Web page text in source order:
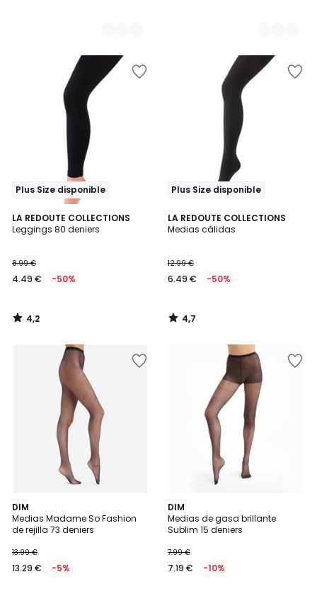
Plus Size disponible
LA REDOUTE COLLECTIONS
Leggings 80 deniers
8.99 €
4.49 € -50%
4,2
/ 5
4,2
/
Plus Size disponible
LA REDOUTE COLLECTIONS
Medias cálidas
12.99 €
6.49 € -50%
4,7
/ 5
4,7
/
DIM
Medias Madame So Fashion
de rejilla 73 deniers
13.99 €
13.29 € -5%
4,6
/ 5
DIM
Medias de gasa brillante
Sublim 15 deniers
7.99 €
7.19 € -10%
3,6
/ 5
2
Colores